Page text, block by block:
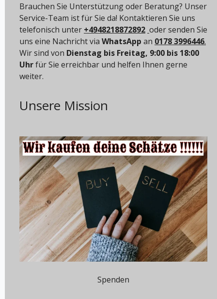
Brauchen Sie Unterstützung oder Beratung? Unser
Service-Team ist für Sie da! Kontaktieren Sie uns
telefonisch unter +4948218872892 oder senden Sie
uns eine Nachricht via WhatsApp an 0178 3996446.
Wir sind von Dienstag bis Freitag, 9:00 bis 18:00
Uhrfür Sie erreichbar und helfen Ihnen gerne
weiter.
Unsere Mission
Spenden